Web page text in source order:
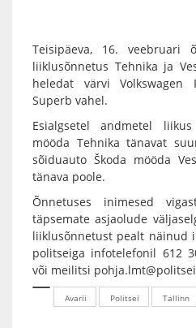
Teisipäeva, 16. veebruari
liiklusõnnetus Tehnika ja
heledat värvi
Superb vahel.
Esialgsetel andmetel
mööda Tehnika tänavat
sõiduauto Škoda mööda
tänava poole.
Õnnetuses inimesed
täpsemate asjaolude
liiklusõnnetust pealt näinud
politseiga infotelefonil 612
või meilitsi
Avarii Politsei Tallinn